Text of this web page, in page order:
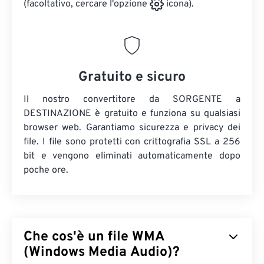
(facoltativo, cercare l'opzione icona).
Gratuito e sicuro
Il nostro convertitore da SORGENTE a
DESTINAZIONE è gratuito e funziona su qualsiasi
browser web. Garantiamo sicurezza e privacy dei
file. I file sono protetti con crittografia SSL a 256
bit e vengono eliminati automaticamente dopo
poche ore.
Che cos'è un file WMA
(Windows Media Audio)?